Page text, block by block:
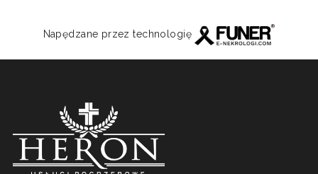
Napędzane przez technologię